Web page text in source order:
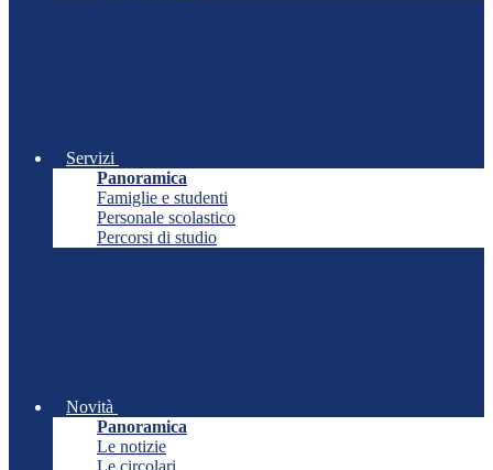
Servizi
Panoramica
Famiglie e studenti
Personale scolastico
Percorsi di studio
Novità
Panoramica
Le notizie